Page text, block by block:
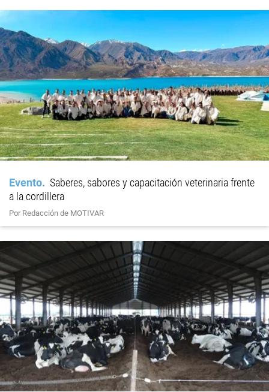
Evento
Saberes, sabores y capacitación veterinaria frente
a la cordillera
Por Redacción de MOTIVAR